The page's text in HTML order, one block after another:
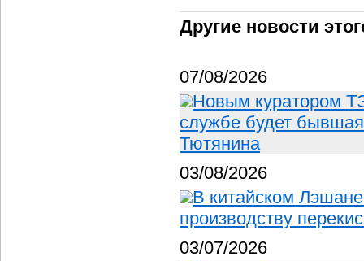
Другие новости
07/08/2026
Новым куратором
службе будет
Тютянина
03/08/2026
В китайском
производству
03/07/2026